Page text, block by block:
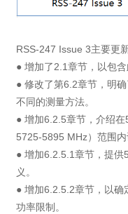
RSS-247 Issue 3主要更
● 增加了2.1章节，以包
● 修改了第6.2章节，明
不同的测量方法。
● 增加6.2.5章节，介绍
5725-5895 MHz）范围内
● 增加6.2.5.1章节，提
义。
● 增加6.2.5.2章节，以
功率限制。